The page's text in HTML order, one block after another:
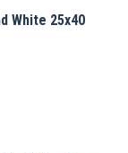
White 25x40